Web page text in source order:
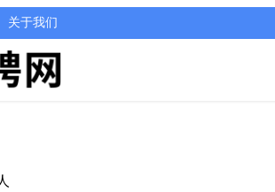
关于我们